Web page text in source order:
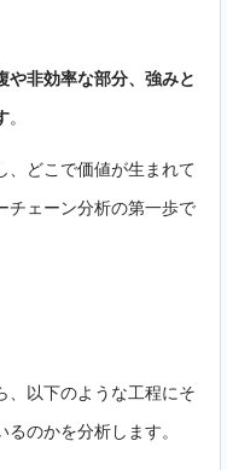
や非効率な部分、強みと
。
、どこで価値が生まれて
チェーン分析の第一歩で
、以下のような工程にそ
のかを分析します。